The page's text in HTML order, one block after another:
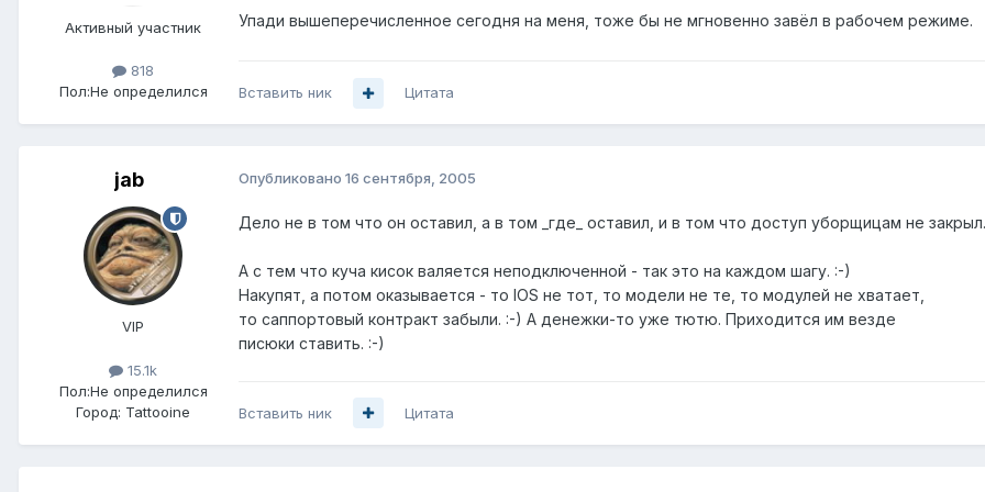
Активный участник
818
Пол:Не определился
Упади вышеперечисленное сегодня на меня, тоже бы не мгновенно завёл в рабочем режиме.
Вставить ник Цитата
jab
VIP
15.1k
Пол:Не определился
Город: Tattooine
Опубликовано 16 сентября, 2005
Дело не в том что он оставил, а в том _где_ оставил, и в том что доступ уборщицам не закрыл.
А с тем что куча кисок валяется неподключенной - так это на каждом шагу. :-)
Накупят, а потом оказывается - то IOS не тот, то модели не те, то модулей не хватает,
то саппортовый контракт забыли. :-) А денежки-то уже тютю. Приходится им везде
писюки ставить. :-)
Вставить ник Цитата